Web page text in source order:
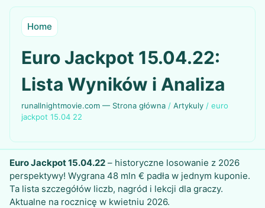
Home
Euro Jackpot 15.04.22:
Lista Wyników i Analiza
runallnightmovie.com — Strona główna /Artykuly /euro
jackpot 15.04 22
Euro Jackpot 15.04.22 – historyczne losowanie z 2026
perspektywy! Wygrana 48 mln € padła w jednym kuponie.
Ta lista szczegółów liczb, nagród i lekcji dla graczy.
Aktualne na rocznicę w kwietniu 2026.